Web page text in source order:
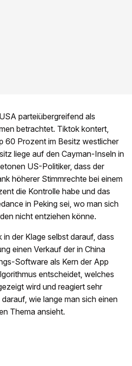
parteiübergreifend als
betrachtet. Tiktok kontert,
60 Prozent im Besitz westlicher
liege auf den Cayman-Inseln in
US-Politiker, dass der
höherer Stimmrechte bei einem
die Kontrolle habe und das
in Peking sei, wo man sich
nicht entziehen könne.
der Klage selbst darauf, dass
einen Verkauf der in China
Software als Kern der App
entscheidet, welches
wird und reagiert sehr
wie lange man sich einen
Thema ansieht.